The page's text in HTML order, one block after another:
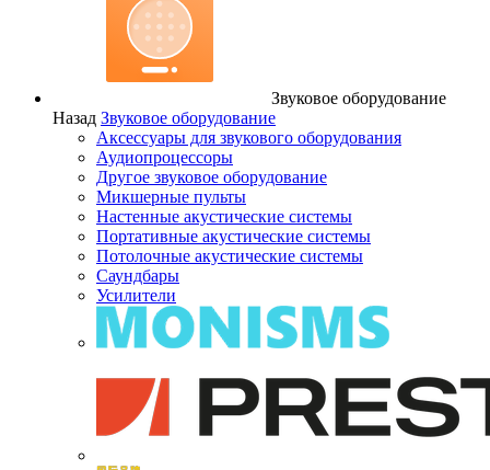
Звуковое оборудование
Назад Звуковое оборудование
Аксессуары для звукового оборудования
Аудиопроцессоры
Другое звуковое оборудование
Микшерные пульты
Настенные акустические системы
Портативные акустические системы
Потолочные акустические системы
Саундбары
Усилители